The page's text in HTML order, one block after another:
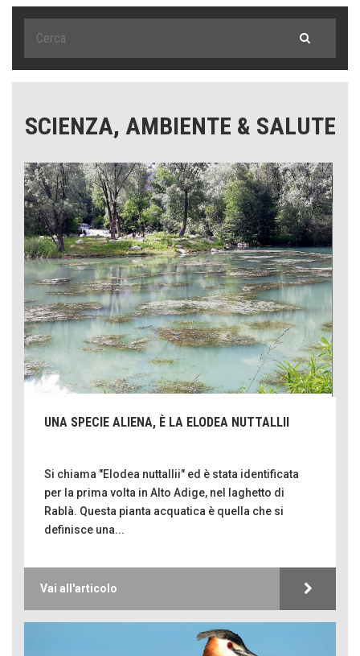
SCIENZA, AMBIENTE & SALUTE
UNA SPECIE ALIENA, È LA ELODEA NUTTALLII
Si chiama "Elodea nuttallii" ed è stata identificata
per la prima volta in Alto Adige, nel laghetto di
Rablà. Questa pianta acquatica è quella che si
definisce una...
Vai all'articolo